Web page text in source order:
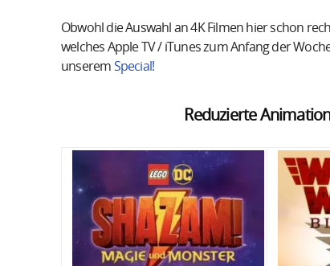
Obwohl die Auswahl an 4K Filmen hier schon
welches Apple TV / iTunes zum Anfang der
unserem Special!
Reduzierte